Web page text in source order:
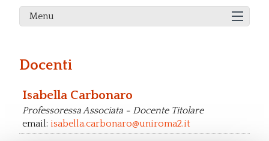
Menu
Docenti
Isabella Carbonaro
Professoressa Associata - Docente Titolare
email: isabella.carbonaro@uniroma2.it